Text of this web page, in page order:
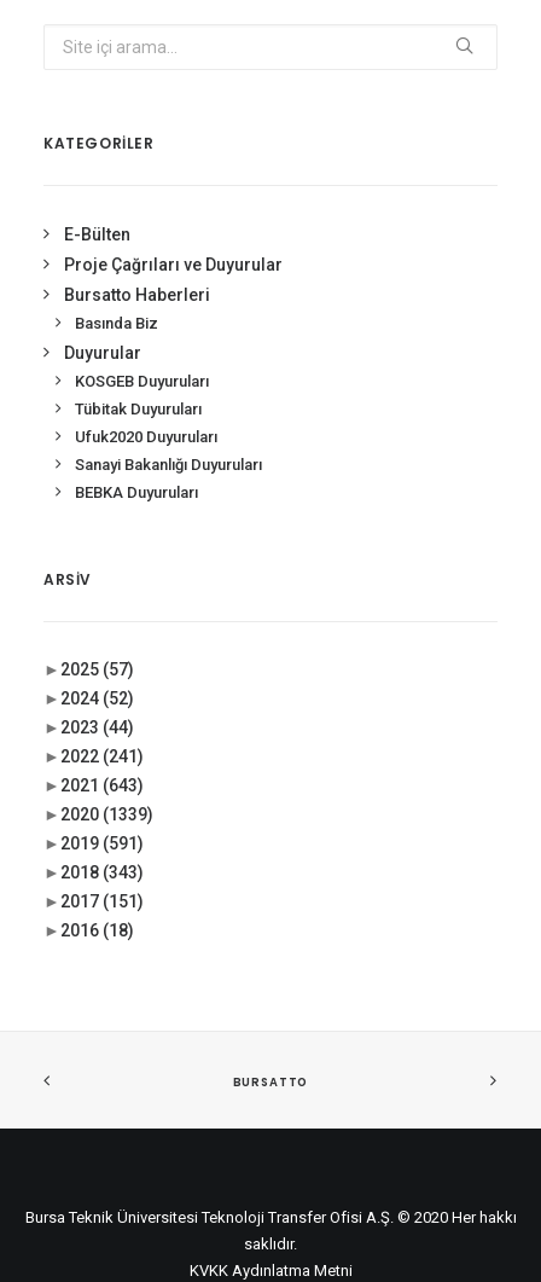
KATEGORİLER
E-Bülten
Proje Çağrıları ve Duyurular
Bursatto Haberleri
Basında Biz
Duyurular
KOSGEB Duyuruları
Tübitak Duyuruları
Ufuk2020 Duyuruları
Sanayi Bakanlığı Duyuruları
BEBKA Duyuruları
ARSIV
► 2025 (57)
► 2024 (52)
► 2023 (44)
► 2022 (241)
► 2021 (643)
► 2020 (1339)
► 2019 (591)
► 2018 (343)
► 2017 (151)
► 2016 (18)
BURSATTO
Bursa Teknik Üniversitesi Teknoloji Transfer Ofisi A.Ş. © 2020 Her hakkı
saklıdır.
KVKK Aydınlatma Metni